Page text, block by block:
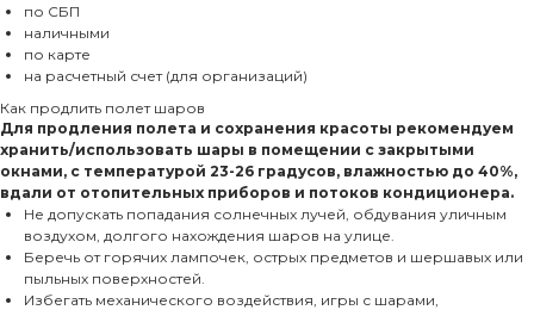
по СБП
наличными
по карте
на расчетный счет (для организаций)
Как продлить полет шаров
Для продления полета и сохранения красоты рекомендуем
хранить/использовать шары в помещении с закрытыми
окнами, с температурой 23-26 градусов, влажностью до 40%,
вдали от отопительных приборов и потоков кондиционера.
Не допускать попадания солнечных лучей, обдувания уличным
воздухом, долгого нахождения шаров на улице.
Беречь от горячих лампочек, острых предметов и шершавых или
пыльных поверхностей.
Избегать механического воздействия, игры с шарами,